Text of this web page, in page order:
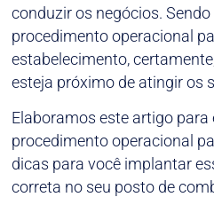
conduzir os negócios.
procedimento operacional
estabelecimento,
esteja próximo de atingir os
Elaboramos este artigo para
procedimento operacional
dicas para você implantar
correta no seu posto de